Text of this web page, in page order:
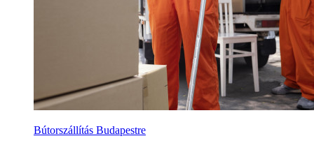
Bútorszállítás Budapestre